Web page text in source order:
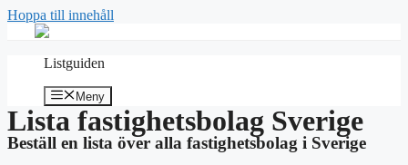
Hoppa till innehåll
Listguiden
Meny
Lista fastighetsbolag Sverige
Beställ en lista över alla fastighetsbolag i Sverige